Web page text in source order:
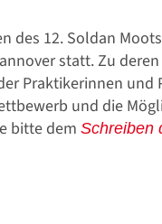
des 12. Soldan
statt. Zu
Praktikerinnen
und die
bitte dem Schreiben